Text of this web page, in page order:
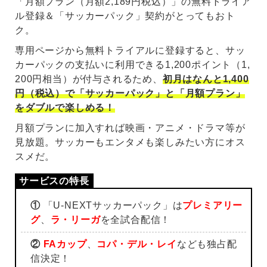
ル登録＆「サッカーパック」契約がとってもおト
ク。
専用ページから無料トライアルに登録すると、サッ
カーパックの支払いに利用できる1,200ポイント（1,
200円相当）が付与されるため、 初月はなんと1,400
円（税込）で「サッカーパック」と「月額プラン」
をダブルで楽しめる！
月額プランに加入すれば映画・アニメ・ドラマ等が
見放題。サッカーもエンタメも楽しみたい方にオス
スメだ。
①「U-NEXTサッカーパック」はプレミアリー
グ、 ラ・リーガを全試合配信！
② FAカップ、 コパ・デル・レイ なども独占配
信決定！